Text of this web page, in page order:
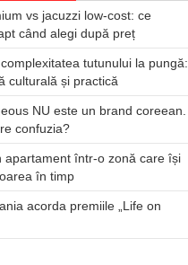
vs jacuzzi low-cost: ce
când alegi după preț
tutunului la pungă:
culturală și practică
NU este un brand coreean.
confuzia?
apartament într-o zonă care își
în timp
acorda premiile „Life on